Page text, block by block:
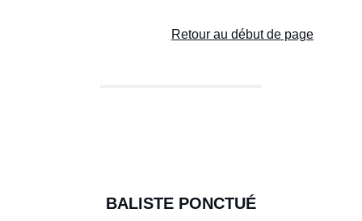
Retour au début de page
BALISTE PONCTUÉ